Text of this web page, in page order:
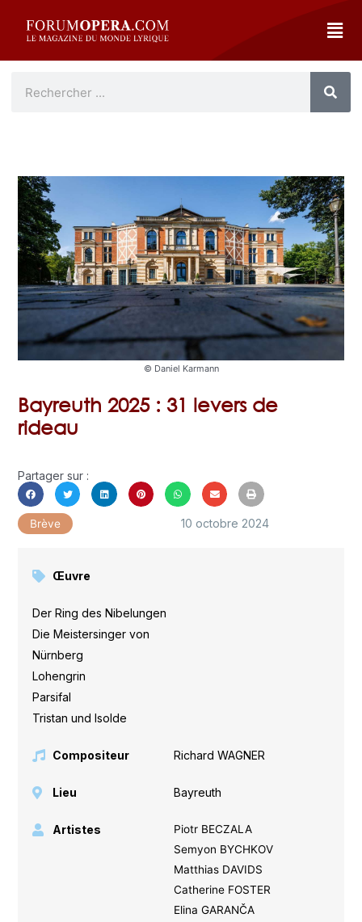
© Daniel Karmann
Bayreuth 2025 : 31 levers de
rideau
Partager sur :
Brève 10 octobre 2024
Œuvre
Der Ring des Nibelungen
Die Meistersinger von
Nürnberg
Lohengrin
Parsifal
Tristan und Isolde
Compositeur Richard WAGNER
Lieu Bayreuth
Artistes
Piotr BECZALA
Semyon BYCHKOV
Matthias DAVIDS
Catherine FOSTER
Elina GARANČA